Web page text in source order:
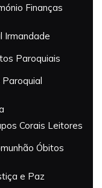
Finanças
Irmandade
Paroquiais
Corais Leitores
Óbitos
e Paz